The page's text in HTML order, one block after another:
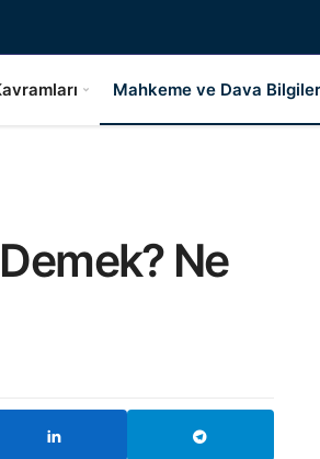
Mahkeme ve Dava
Ne